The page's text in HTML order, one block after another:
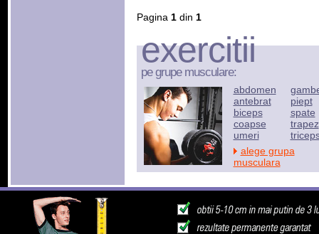
Pagina 1din 1
exercitii
pe grupe musculare:
abdomen
antebrat
biceps
coapse
umeri
piept
spate
trapez
alege grupa
musculara